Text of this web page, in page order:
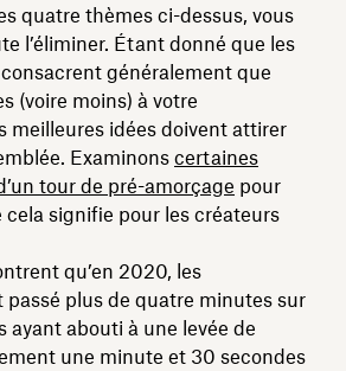
quatre thèmes ci-dessus, vous
l’éliminer. Étant donné que les
généralement que
(voire moins) à votre
meilleures idées doivent attirer
Examinons certaines
tour de pré-amorçage pour
cela signifie pour les créateurs
qu’en 2020, les
passé plus de quatre minutes sur
ayant abouti à une levée de
une minute et 30 secondes